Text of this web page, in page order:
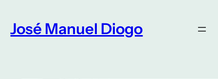
para
José Manuel Diogo